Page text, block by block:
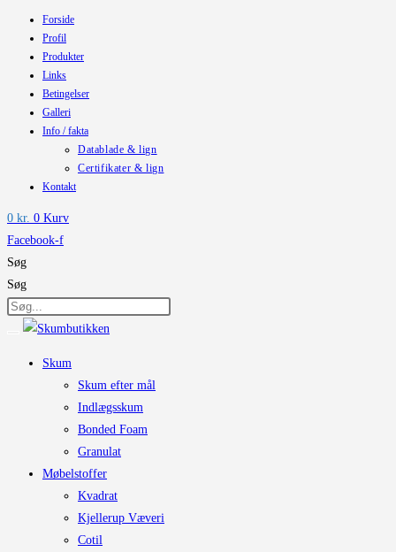
Forside
Profil
Produkter
Links
Betingelser
Galleri
Info / fakta
Datablade & lign
Certifikater & lign
Kontakt
0 kr. 0 Kurv
Facebook-f
Søg
Søg
Skum
Skum efter mål
Indlægsskum
Bonded Foam
Granulat
Møbelstoffer
Kvadrat
Kjellerup Væveri
Cotil